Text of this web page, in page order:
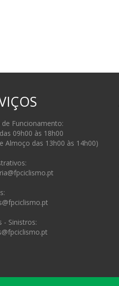
de Funcionamento:
09h00 às 18h00
Almoço das 13h00 às 14h00)
- Sinistros: